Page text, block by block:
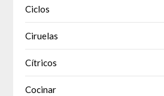
Ciclos
Ciruelas
Cítricos
Cocinar